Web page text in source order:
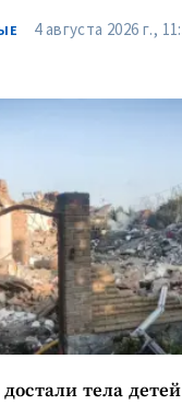
4 августа 2026 г.,
тела
почта
+ Мой email
НОВОСТЬ